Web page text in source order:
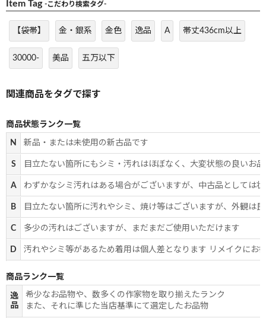
Item Tag -こだわり検索タグ-
【袋帯】 金・銀系 金色 逸品 A 帯丈436cm以上
30000- 美品 五万以下
商品状態ランク一覧
N 新品・または未使用の新古品です
S 目立たない箇所にもシミ・汚れはほぼなく、大変状態の良いお
A わずかなシミ汚れはある場合がございますが、中古品としては
B 目立たない箇所に汚れやシミ、焼け等はございますが、外観は
C 多少の汚れはございますが、まだまだご使用いただけます
D 汚れやシミ等があるため着用は個人差となります リメイクにお
商品ランク一覧
逸
品
希少なお品物や、数多くの作家物を取り揃えたランク
また、それに準じた当店基準にて選定したお品物